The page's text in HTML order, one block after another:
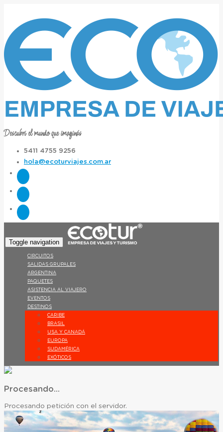
Descubrí el mundo que imaginás
5411 4755 9256
hola@ecoturviajes.com.ar
Toggle navigation
CIRCUITOS
SALIDAS GRUPALES
ARGENTINA
PAQUETES
ASISTENCIA AL VIAJERO
EVENTOS
DESTINOS
CARIBE
BRASIL
USA Y CANADÁ
EUROPA
SUDAMÉRICA
EXÓTICOS
Procesando...
Procesando petición con el servidor.